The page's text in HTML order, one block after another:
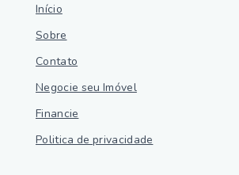
Início
Sobre
Contato
Negocie seu Imóvel
Financie
Politica de privacidade